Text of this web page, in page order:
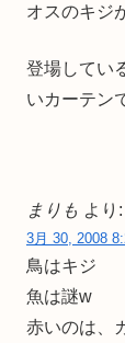
オスのキジ
登場してい
いカーテン
まりも より:
3月 30, 2008
鳥はキジ
魚は謎w
赤いのは、